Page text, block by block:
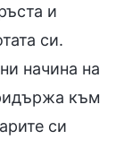
и
си.
начина на
към
си